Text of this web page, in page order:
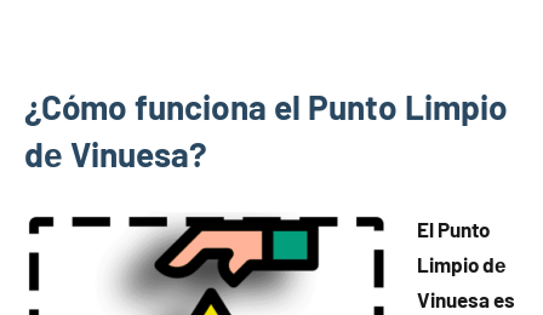
¿Cómo funciona el Punto Limpio
dе Vinuesa?
El Punto
Limpio dе
Vinuesa es